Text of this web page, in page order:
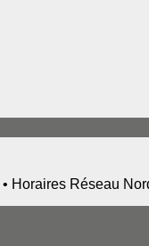
• Horaires Réseau